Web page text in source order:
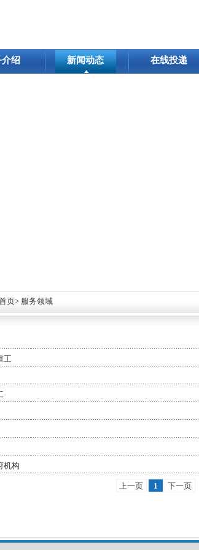
介绍 新闻动态 在线投递
页> 服务领域
工
机构
上一页 1 下一页